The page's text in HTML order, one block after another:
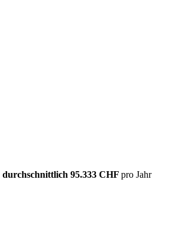
durchschnittlich 95.333 CHF pro Jahr